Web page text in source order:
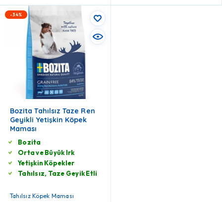
-34%
Bozita Tahılsız Taze Ren
Geyikli Yetişkin Köpek
Maması
Bozita
Orta ve Büyük Irk
Yetişkin Köpekler
Tahılsız, Taze Geyik Etli
Tahılsız Köpek Maması